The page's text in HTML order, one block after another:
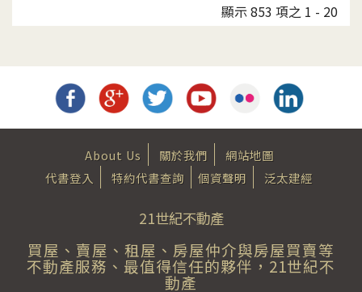
顯示 853 項之 1 - 20
About Us 關於我們
網站地圖
代書登入
特約代書查詢 個資聲明 泛太建經
21世紀不動產
買屋、賣屋、租屋、房屋仲介與房屋買賣等
不動產服務、最值得信任的夥伴，21世紀不
動產